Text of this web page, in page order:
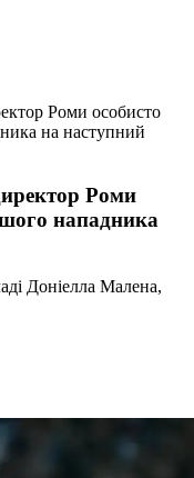
Роми особисто
на наступний
Роми
нападника
Доніелла Малена,